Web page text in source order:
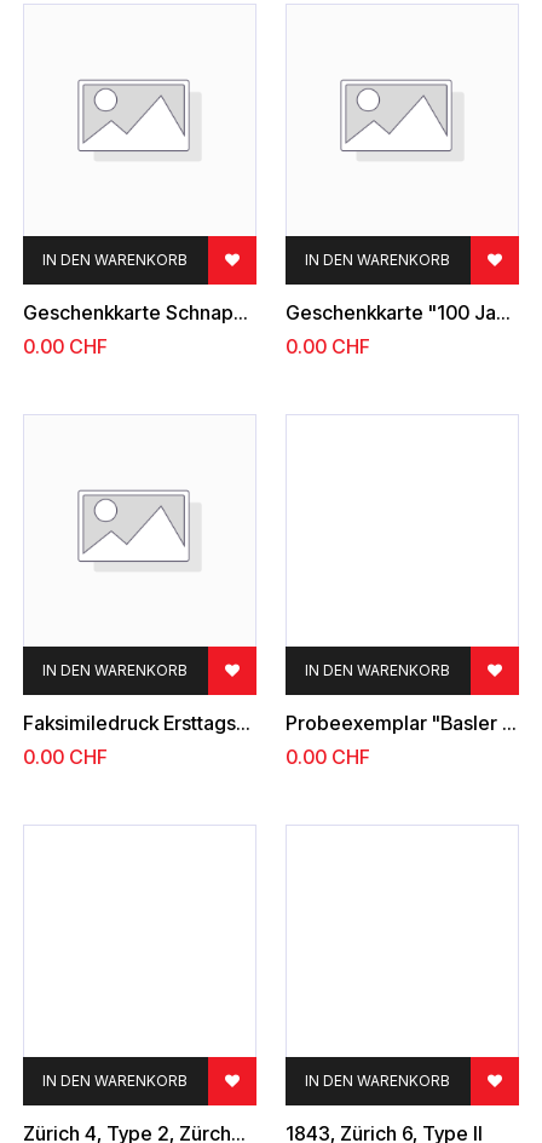
Geschenkkarte Schnapszahl 11.12.13
IN DEN WARENKORB
0.00 CHF
Geschenkkarte "100 Jahre Eidgenössische Post 1849-1949"
IN DEN WARENKORB
0.00CHF
Faksimiledruck Ersttagsbrief "Zürich 6"
IN DEN WARENKORB
0.00 CHF
Probeexemplar "Basler Taube-Faximilebrief"
IN DEN WARENKORB
0.00CHF
Zürich 4, Type 2, Zürcher-Rosette, farbfrisch, breitrandig, kleine Mängel
IN DEN WARENKORB
1843, Zürich 6, Type II
IN DEN WARENKORB